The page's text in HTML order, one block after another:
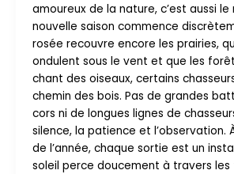
amoureux de la nature, c’est aussi
nouvelle saison commence
rosée recouvre encore les prairies,
ondulent sous le vent et que les
chant des oiseaux, certains
chemin des bois. Pas de grandes
cors ni de longues lignes de
silence, la patience et l’observation.
de l’année, chaque sortie est un
soleil perce doucement à travers les